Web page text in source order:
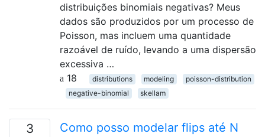
distribuições binomiais negativas? Meus
dados são produzidos por um processo de
Poisson, mas incluem uma quantidade
razoável de ruído, levando a uma dispersão
excessiva …
18
distributions modeling
poisson-distribution
negative-binomial
skellam
3
Como posso modelar flips até N